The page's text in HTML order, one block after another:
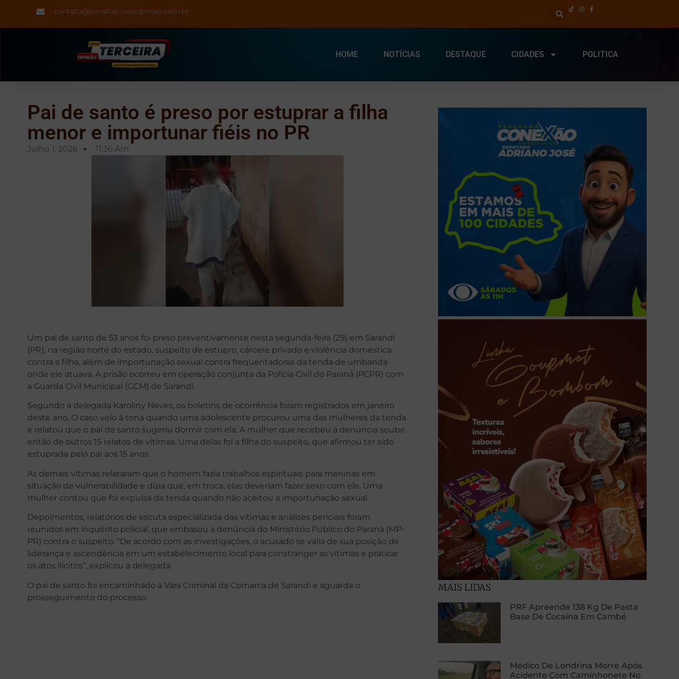
contato@jornalterceiraopiniao.com.br
HOME NOTÍCIAS DESTAQUE CIDADES POLITICA
Pai de santo é preso por estuprar a filha
menor e importunar fiéis no PR
Julho 1, 2026 11:36 Am
Um pai de santo de 53 anos foi preso preventivamente nesta segunda-feira (29) em Sarandi
(PR), na região norte do estado, suspeito de estupro, cárcere privado e violência doméstica
contra a filha, além de importunação sexual contra frequentadoras da tenda de umbanda
onde ele atuava. A prisão ocorreu em operação conjunta da Polícia Civil do Paraná (PCPR) com
a Guarda Civil Municipal (GCM) de Sarandi.
Segundo a delegada Karoliny Neves, os boletins de ocorrência foram registrados em janeiro
deste ano. O caso veio à tona quando uma adolescente procurou uma das mulheres da tenda
e relatou que o pai de santo sugeriu dormir com ela. A mulher que recebeu a denúncia soube
então de outros 15 relatos de vítimas. Uma delas foi a filha do suspeito, que afirmou ter sido
estuprada pelo pai aos 15 anos.
As demais vítimas relataram que o homem fazia trabalhos espirituais para meninas em
situação de vulnerabilidade e dizia que, em troca, elas deveriam fazer sexo com ele. Uma
mulher contou que foi expulsa da tenda quando não aceitou a importunação sexual.
Depoimentos, relatórios de escuta especializada das vítimas e análises periciais foram
reunidos em inquérito policial, que embasou a denúncia do Ministério Público do Paraná (MP-
PR) contra o suspeito. “De acordo com as investigações, o acusado se valia de sua posição de
liderança e ascendência em um estabelecimento local para constranger as vítimas e praticar
os atos ilícitos”, explicou a delegada.
O pai de santo foi encaminhado à Vara Criminal da Comarca de Sarandi e aguarda o
prosseguimento do processo.
MAIS LIDAS
PRF Apreende 138 Kg De Pasta
Base De Cocaína Em Cambé
Médico De Londrina Morre Após
Acidente Com Caminhonete No